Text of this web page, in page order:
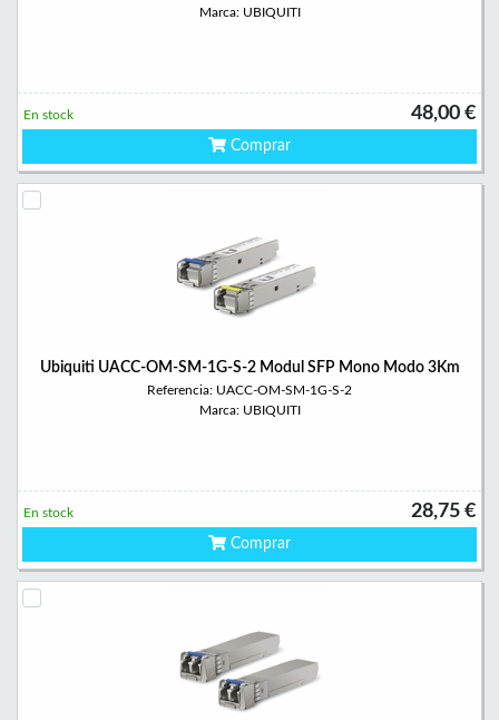
Marca: UBIQUITI
48,00 €
En stock
Comprar
Ubiquiti UACC-OM-SM-1G-S-2 Modul SFP Mono Modo 3Km
Referencia: UACC-OM-SM-1G-S-2
Marca: UBIQUITI
28,75 €
En stock
Comprar